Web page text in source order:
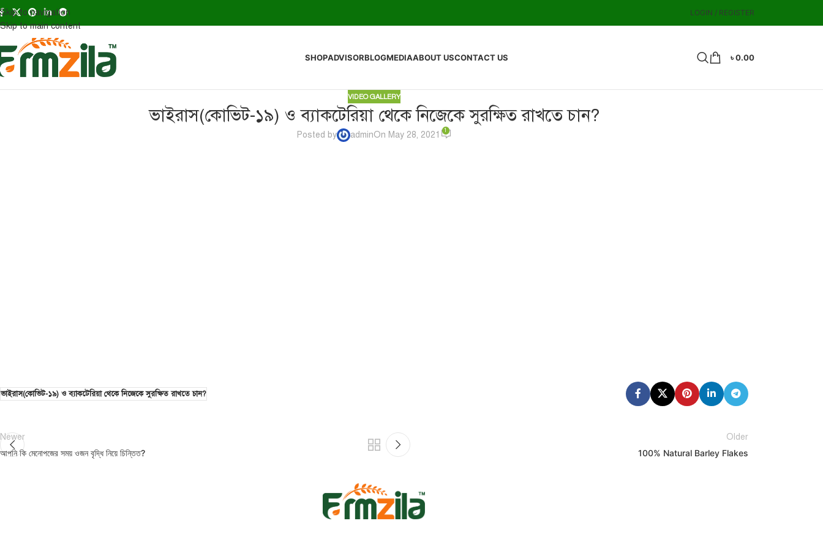
Skip to navigation
Skip to main content
LOGIN / REGISTER
SHOPADVISORBLOGMEDIAABOUT USCONTACT US ৳0.00
VIDEO GALLERY
ভাইরাস(কোভিট-১৯) ও ব্যাকটেরিয়া থেকে নিজেকে সুরক্ষিত রাখতে চান?
Posted by adminOn May 28, 2021 1
ভাইরাস(কোভিট-১৯) ও ব্যাকটেরিয়া থেকে নিজেকে সুরক্ষিত রাখতে চান?
Newer
আপনি কি মেনোপজের সময় ওজন বৃদ্ধি নিয়ে চিন্তিত?
Older
100% Natural Barley Flakes